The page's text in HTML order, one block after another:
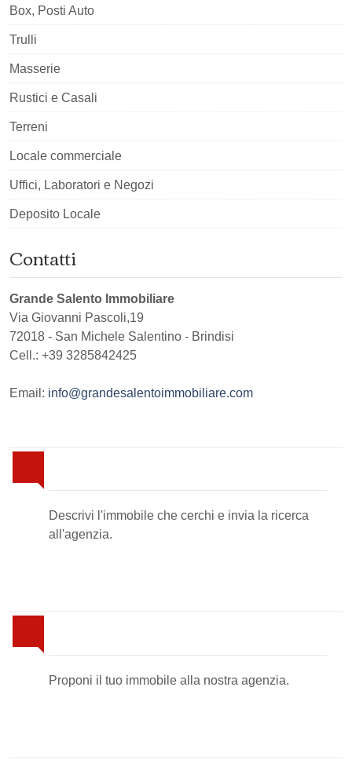
Box, Posti Auto
Trulli
Masserie
Rustici e Casali
Terreni
Locale commerciale
Uffici, Laboratori e Negozi
Deposito Locale
Contatti
Grande Salento Immobiliare
Via Giovanni Pascoli,19
72018 - San Michele Salentino - Brindisi
Cell.: +39 3285842425
Email: info@grandesalentoimmobiliare.com
Descrivi l'immobile che cerchi e invia la ricerca
all'agenzia.
Proponi il tuo immobile alla nostra agenzia.